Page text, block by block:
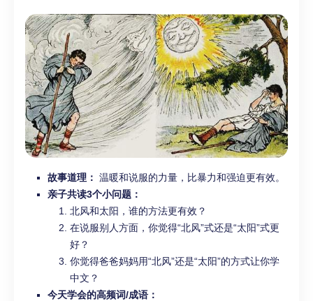
故事道理： 温暖和说服的力量，比暴力和强迫更有效。
亲子共读3个小问题：
北风和太阳，谁的方法更有效？
在说服别人方面，你觉得“北风”式还是“太阳”式更
好？
你觉得爸爸妈妈用“北风”还是“太阳”的方式让你学
中文？
今天学会的高频词/成语：